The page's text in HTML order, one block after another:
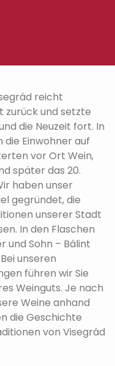
reicht
zurück und setzte
die Neuzeit fort. In
die Einwohner auf
vor Ort Wein,
später das 20.
haben unser
gegründet, die
unserer Stadt
In den Flaschen
und Sohn – Bálint
unseren
führen wir Sie
Weinguts. Je nach
Weine anhand
die Geschichte
von Visegrád